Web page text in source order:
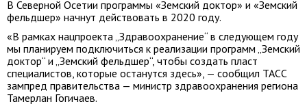
В Северной Осетии программы «Земский доктор» и «Земский
фельдшер» начнут действовать в 2020 году.
«В рамках нацпроекта „Здравоохранение“ в следующем году
мы планируем подключиться к реализации программ „Земский
доктор“ и „Земский фельдшер“, чтобы создать пласт
специалистов, которые останутся здесь», — сообщил ТАСС
зампред правительства — министр здравоохранения региона
Тамерлан Гогичаев.